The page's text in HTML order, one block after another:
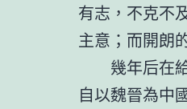
有志，不克不
主意；而開朗
幾年后在
自以魏晉為中